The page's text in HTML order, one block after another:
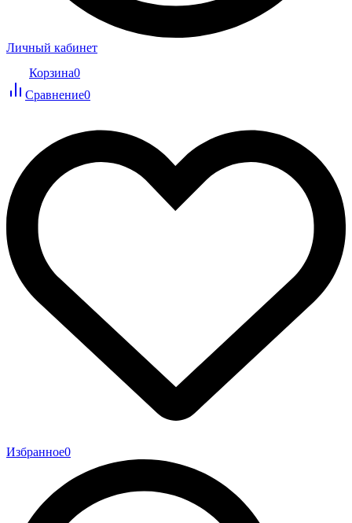
Личный кабинет
Корзина0
Сравнение0
Избранное0